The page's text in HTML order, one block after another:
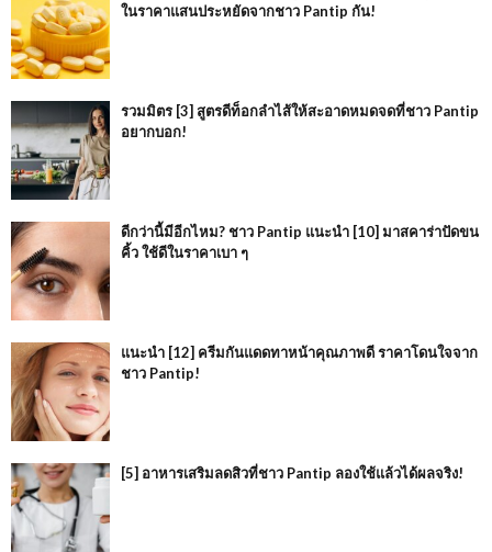
ในราคาแสนประหยัดจากชาว Pantip กัน!
รวมมิตร [3] สูตรดีท็อกลำไส้ให้สะอาดหมดจดที่ชาว Pantip
อยากบอก!
ดีกว่านี้มีอีกไหม? ชาว Pantip แนะนำ [10] มาสคาร่าปัดขน
คิ้ว ใช้ดีในราคาเบา ๆ
แนะนำ [12] ครีมกันแดดทาหน้าคุณภาพดี ราคาโดนใจจาก
ชาว Pantip!
[5] อาหารเสริมลดสิวที่ชาว Pantip ลองใช้แล้วได้ผลจริง!